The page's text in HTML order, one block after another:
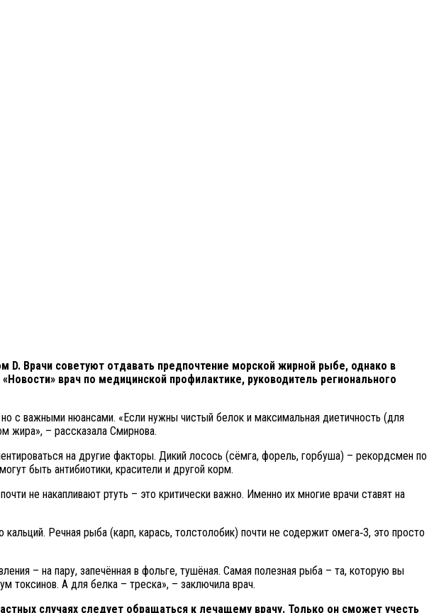
Врачи советуют отдавать предпочтение морской жирной рыбе, однако в
врач по медицинской профилактике, руководитель регионального
с важными нюансами. «Если нужны чистый белок и максимальная диетичность (для
жира», – рассказала Смирнова.
на другие факторы. Дикий лосось (сёмга, форель, горбуша) – рекордсмен по
быть антибиотики, красители и другой корм.
не накапливают ртуть – это критически важно. Именно их многие врачи ставят на
Речная рыба (карп, карась, толстолобик) почти не содержит омега‑3, это просто
– на пару, запечённая в фольге, тушёная. Самая полезная рыба – та, которую вы
токсинов. А для белка – треска», – заключила врач.
случаях следует обращаться к лечащему врачу. Только он сможет учесть